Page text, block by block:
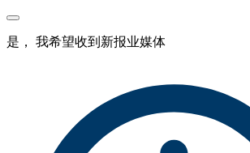
是， 我希望收到新报业媒体